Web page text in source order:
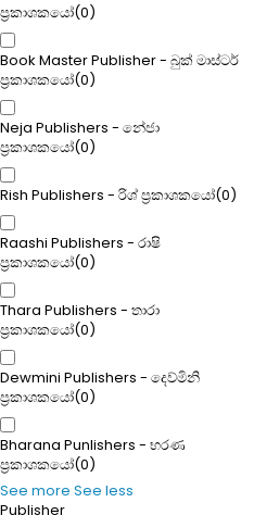
ප්‍රකාශකයෝ(0)
Book Master Publisher - බුක් මාස්ටර්
ප්‍රකාශකයෝ(0)
Neja Publishers - නේජා
ප්‍රකාශකයෝ(0)
Rish Publishers - රිශ් ප්‍රකාශකයෝ(0)
Raashi Publishers - රාෂි
ප්‍රකාශකයෝ(0)
Thara Publishers - තාරා
ප්‍රකාශකයෝ(0)
Dewmini Publishers - දෙව්මිනි
ප්‍රකාශකයෝ(0)
Bharana Punlishers - භරණ
ප්‍රකාශකයෝ(0)
See more See less
Publisher